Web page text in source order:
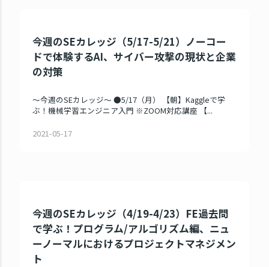
今週のSEカレッジ（5/17-5/21）ノーコー
ドで体験するAI、サイバー攻撃の現状と企業
の対策
～今週のSEカレッジ～ ●5/17（月） 【朝】Kaggleで学
ぶ！機械学習エンジニア入門 ※ZOOM対応講座 【...
2021-05-17
今週のSEカレッジ（4/19-4/23）FE過去問
で学ぶ！プログラム/アルゴリズム編、ニュ
ーノーマルにおけるプロジェクトマネジメン
ト